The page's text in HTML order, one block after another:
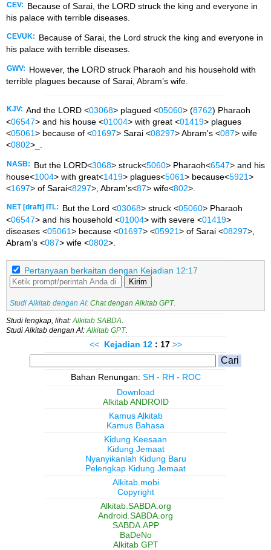
CEV:
Because of Sarai, the LORD struck the king and everyone in
his palace with terrible diseases.
CEVUK:
Because of Sarai, the Lord struck the king and everyone in
his palace with terrible diseases.
GWV:
However, the LORD struck Pharaoh and his household with
terrible plagues because of Sarai, Abram’s wife.
KJV: And the LORD <03068> plagued <05060> (8762) Pharaoh
<06547> and his house <01004> with great <01419> plagues
<05061> because of <01697> Sarai <08297> Abram's <087> wife
<0802>_.
NASB: But the LORD<3068> struck<5060> Pharaoh<6547> and his
house<1004> with great<1419> plagues<5061> because<5921>
<1697> of Sarai<8297>, Abram's<87> wife<802>.
NET [draft] ITL: But the Lord <03068> struck <05060> Pharaoh
<06547> and his household <01004> with severe <01419>
diseases <05061> because <01697> <05921> of Sarai <08297>,
Abram’s <087> wife <0802>.
Pertanyaan berkaitan dengan Kejadian 12:17
Kirim
Studi Alkitab dengan AI: Chat dengan Alkitab GPT.
Studi lengkap, lihat: Alkitab SABDA
Studi Alkitab dengan AI: Alkitab GPT.
<< Kejadian 12 : 17 >>
Bahan Renungan: SH - RH - ROC
Download
Alkitab ANDROID
Kamus Alkitab
Kamus Bahasa
Kidung Keesaan
Kidung Jemaat
Nyanyikanlah Kidung Baru
Pelengkap Kidung Jemaat
Alkitab.mobi
Copyright
Alkitab.SABDA.org
Android.SABDA.org
SABDA.APP
BaDeNo
Alkitab GPT